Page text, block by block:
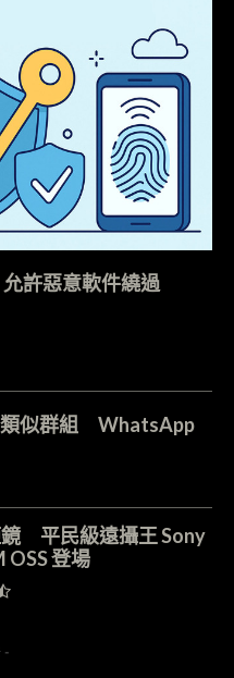
許惡意軟件繞過
類似群組 WhatsApp
鏡 平民級遠攝王 Sony
OSS 登場
-